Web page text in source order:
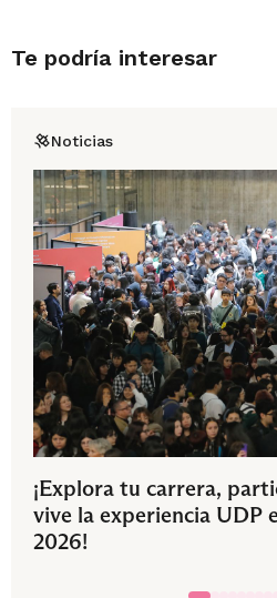
Te podría interesar
Noticias
¡Explora tu carrera,
vive la experiencia UDP
2026!